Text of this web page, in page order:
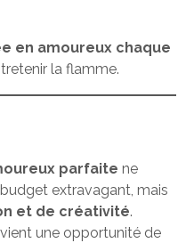
en amoureux chaque
la flamme.
parfaite ne
extravagant, mais
et de créativité.
une opportunité de